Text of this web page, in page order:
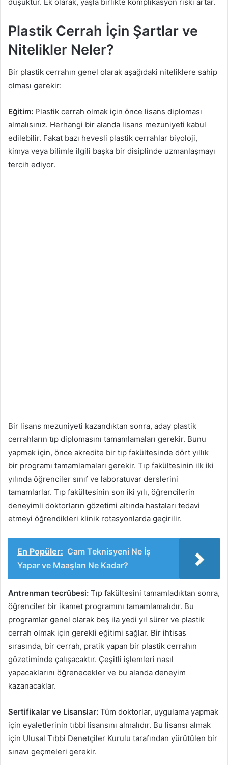
Plastik Cerrah İçin Şartlar ve
Nitelikler Neler?
Bir plastik cerrahın genel olarak aşağıdaki niteliklere sahip
olması gerekir:
Eğitim: Plastik cerrah olmak için önce lisans diploması
almalısınız. Herhangi bir alanda lisans mezuniyeti kabul
edilebilir. Fakat bazı hevesli plastik cerrahlar biyoloji,
kimya veya bilimle ilgili başka bir disiplinde uzmanlaşmayı
tercih ediyor.
Bir lisans mezuniyeti kazandıktan sonra, aday plastik
cerrahların tıp diplomasını tamamlamaları gerekir. Bunu
yapmak için, önce akredite bir tıp fakültesinde dört yıllık
bir programı tamamlamaları gerekir. Tıp fakültesinin ilk iki
yılında öğrenciler sınıf ve laboratuvar derslerini
tamamlarlar. Tıp fakültesinin son iki yılı, öğrencilerin
deneyimli doktorların gözetimi altında hastaları tedavi
etmeyi öğrendikleri klinik rotasyonlarda geçirilir.
En Popüler: Cam Teknisyeni Ne İş
Yapar ve Maaşları Ne Kadar?
Antrenman tecrübesi: Tıp fakültesini tamamladıktan sonra,
öğrenciler bir ikamet programını tamamlamalıdır. Bu
programlar genel olarak beş ila yedi yıl sürer ve plastik
cerrah olmak için gerekli eğitimi sağlar. Bir ihtisas
sırasında, bir cerrah, pratik yapan bir plastik cerrahın
gözetiminde çalışacaktır. Çeşitli işlemleri nasıl
yapacaklarını öğrenecekler ve bu alanda deneyim
kazanacaklar.
Sertifikalar ve Lisanslar: Tüm doktorlar, uygulama yapmak
için eyaletlerinin tıbbi lisansını almalıdır. Bu lisansı almak
için Ulusal Tıbbi Denetçiler Kurulu tarafından yürütülen bir
sınavı geçmeleri gerekir.